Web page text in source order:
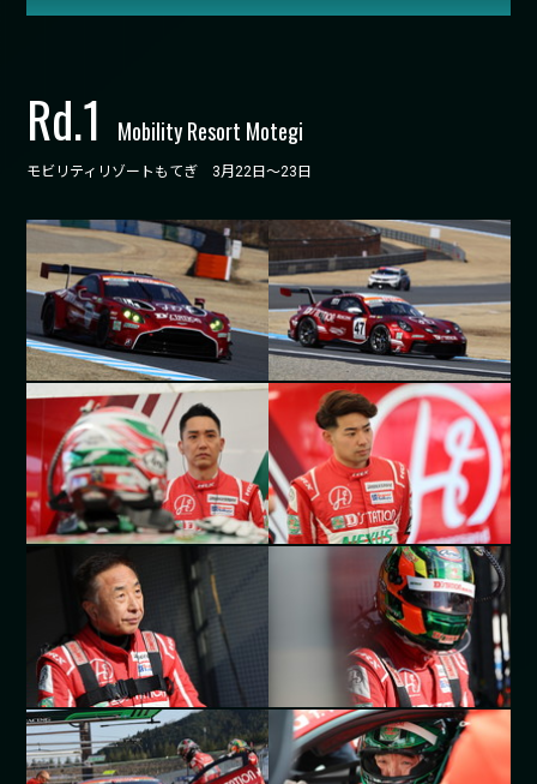
Rd.1 Mobility Resort Motegi
モビリティリゾートもてぎ 3月22日～23日